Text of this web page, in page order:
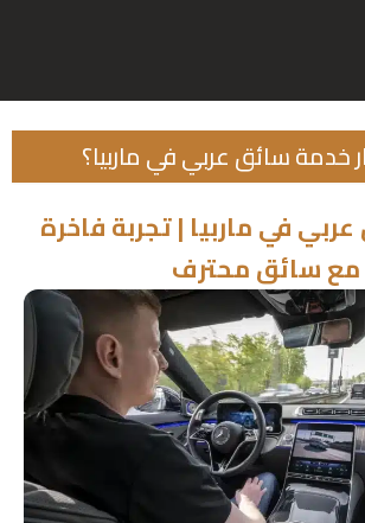
خدمة سائق عربي في ماربيا؟
في ماربيا | تجربة فاخرة
مع سائق محترف